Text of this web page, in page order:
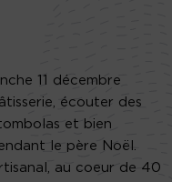
11 décembre
écouter des
et bien
le père Noël.
au coeur de 40